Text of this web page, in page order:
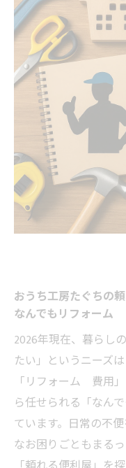
おうち工房たぐちの
なんでもリフォーム
2026年現在、暮らし
たい」というニーズ
「リフォーム 費用
ら任せられる「なん
ています。日常の不
なお困りごともまる